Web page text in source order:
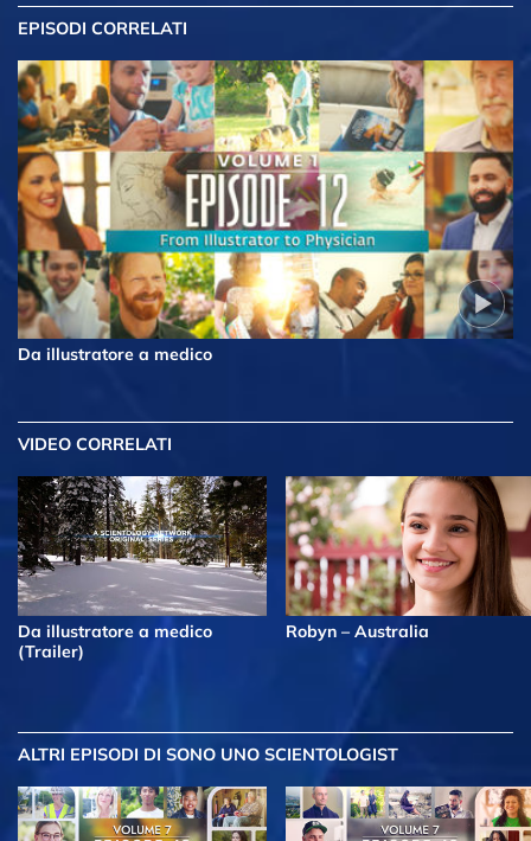
EPISODI CORRELATI
Da illustratore a medico
VIDEO CORRELATI
Da illustratore a medico
(Trailer)
Robyn – Australia
ALTRI EPISODI DI SONO UNO SCIENTOLOGIST